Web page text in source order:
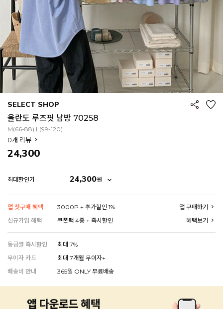
인플루언서 PICK한 지금 꼭 필요한 장마룩!
SELECT SHOP
올란도 루즈핏 남방 70258
M(66-88),L(99-120)
0개 리뷰
24,300
최대할인가 24,300원
앱 첫구매 혜택 3000P + 추가할인 1%
앱 구매하기
신규가입 혜택
쿠폰팩 4종 + 즉시할인 혜택보기
등급별 즉시할인
최대 7%
무이자 카드
최대 7개월 무이자+
배송비 안내
365일 ONLY 무료배송